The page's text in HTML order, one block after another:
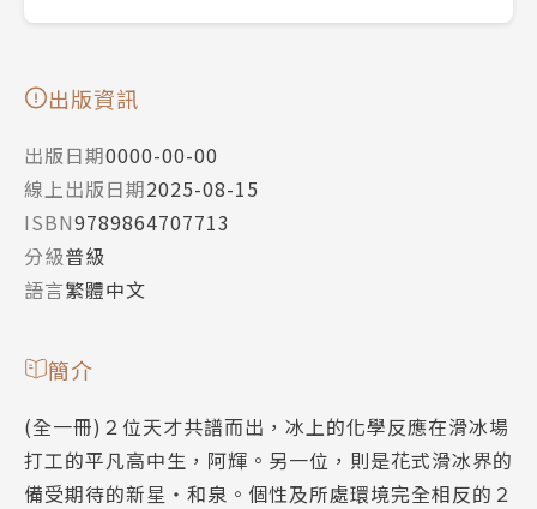
出版資訊
出版日期0000-00-00
線上出版日期2025-08-15
ISBN9789864707713
分級普級
語言繁體中文
簡介
(全一冊)２位天才共譜而出，冰上的化學反應在滑冰場
打工的平凡高中生，阿輝。另一位，則是花式滑冰界的
備受期待的新星‧和泉。個性及所處環境完全相反的２